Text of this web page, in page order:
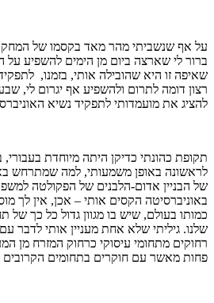
על אף שנשביתי מהר מאד בקסמו של
ברור לי שארצה ביום מן הימים להשפיע
שאיפה זו היא שהובילה אותי, בזמנו,
רצון דומה לתרום ולהשפיע אף יגרום לי,
להציג את מועמדותי לתפקיד נשיא
תקופת כהונתי כדיקן היתה מיוחדת בעבורי,
לראשונה באופן משמעותי, למה שמתרחש
של הבניין אדום-הלבנים של הפקולטה
באוניברסיטה הקסים אותי – אכן, אין לך
כמותו בעולם, שיש בו מגוון גדול כל כך של
שלנו. גיליתי שלא אחת מעניין אותי לדבר
רחוקים מתחומי עיסוקי כרחוק המזרח מן
פחות מאשר עם חוקרים בתחומים הקרובים